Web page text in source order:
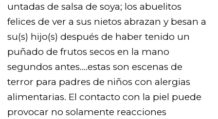
untadas de salsa de soya; los abuelitos
felices de ver a sus nietos abrazan y besan a
su(s) hijo(s) después de haber tenido un
puñado de frutos secos en la mano
segundos antes….estas son escenas de
terror para padres de niños con alergias
alimentarias. El contacto con la piel puede
provocar no solamente reacciones